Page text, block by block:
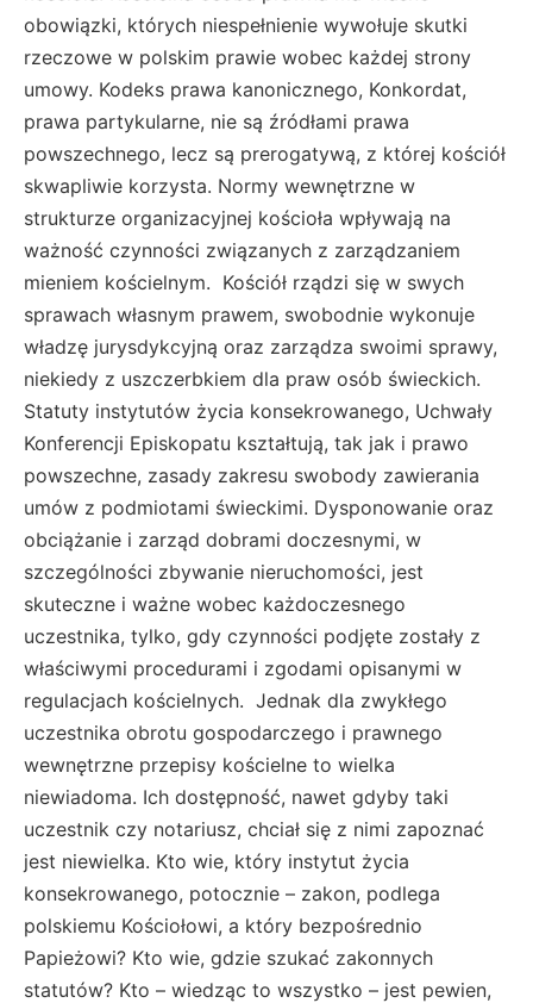
obowiązki, których niespełnienie wywołuje skutki
rzeczowe w polskim prawie wobec każdej strony
umowy. Kodeks prawa kanonicznego, Konkordat,
prawa partykularne, nie są źródłami prawa
powszechnego, lecz są prerogatywą, z której kościół
skwapliwie korzysta. Normy wewnętrzne w
strukturze organizacyjnej kościoła wpływają na
ważność czynności związanych z zarządzaniem
mieniem kościelnym. Kościół rządzi się w swych
sprawach własnym prawem, swobodnie wykonuje
władzę jurysdykcyjną oraz zarządza swoimi sprawy,
niekiedy z uszczerbkiem dla praw osób świeckich.
Statuty instytutów życia konsekrowanego, Uchwały
Konferencji Episkopatu kształtują, tak jak i prawo
powszechne, zasady zakresu swobody zawierania
umów z podmiotami świeckimi. Dysponowanie oraz
obciążanie i zarząd dobrami doczesnymi, w
szczególności zbywanie nieruchomości, jest
skuteczne i ważne wobec każdoczesnego
uczestnika, tylko, gdy czynności podjęte zostały z
właściwymi procedurami i zgodami opisanymi w
regulacjach kościelnych. Jednak dla zwykłego
uczestnika obrotu gospodarczego i prawnego
wewnętrzne przepisy kościelne to wielka
niewiadoma. Ich dostępność, nawet gdyby taki
uczestnik czy notariusz, chciał się z nimi zapoznać
jest niewielka. Kto wie, który instytut życia
konsekrowanego, potocznie – zakon, podlega
polskiemu Kościołowi, a który bezpośrednio
Papieżowi? Kto wie, gdzie szukać zakonnych
statutów? Kto – wiedząc to wszystko – jest pewien,